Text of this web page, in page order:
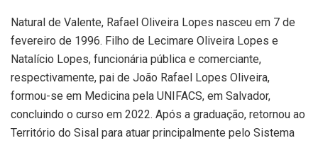
Natural de Valente, Rafael Oliveira Lopes nasceu em 7 de
fevereiro de 1996. Filho de Lecimare Oliveira Lopes e
Natalício Lopes, funcionária pública e comerciante,
respectivamente, pai de João Rafael Lopes Oliveira,
formou-se em Medicina pela UNIFACS, em Salvador,
concluindo o curso em 2022. Após a graduação, retornou ao
Território do Sisal para atuar principalmente pelo Sistema